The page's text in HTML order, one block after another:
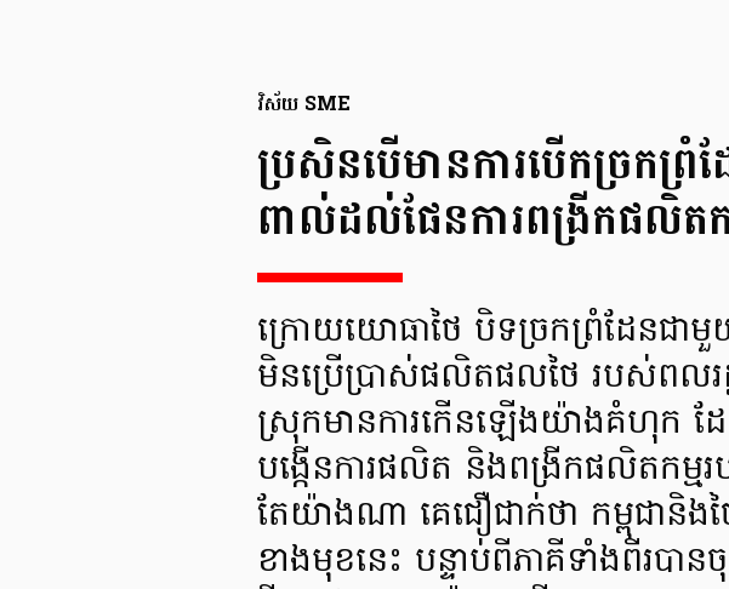
វិស័យ SME
ប្រសិនបើមានការបើកច្រកព្រំ
ពាល់ដល់ផែនការពង្រីកផលិត
ក្រោយយោធាថៃ បិទច្រកព្រំដែនជាមួ
មិនប្រើប្រាស់ផលិតផលថៃ របស់ពលរដ្
ស្រុកមានការកើនឡើងយ៉ាងគំហុក
បង្កើនការផលិត និងពង្រីកផលិតកម្ម
តែយ៉ាងណា គេជឿជាក់ថា កម្ពុជានិង
ខាងមុខនេះ បន្ទាប់ពីភាគីទាំងពីរប